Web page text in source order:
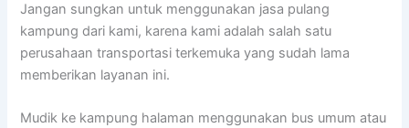
Jangan sungkan untuk menggunakan jasa pulang
kampung dari kami, karena kami adalah salah satu
perusahaan transportasi terkemuka yang sudah lama
memberikan layanan ini.
Mudik ke kampung halaman menggunakan bus umum atau